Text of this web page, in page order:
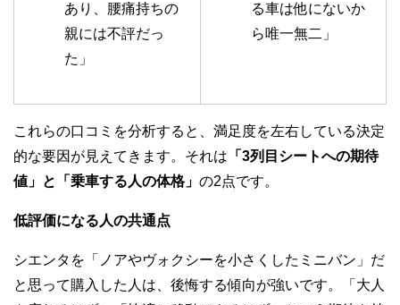
あり、腰痛持ちの
親には不評だっ
た」
る車は他にないか
ら唯一無二」
これらの口コミを分析すると、満足度を左右している決定
的な要因が見えてきます。それは 「3列目シートへの期待
値」と「乗車する人の体格」 の2点です。
低評価になる人の共通点
シエンタを「ノアやヴォクシーを小さくしたミニバン」だ
と思って購入した人は、後悔する傾向が強いです。「大人